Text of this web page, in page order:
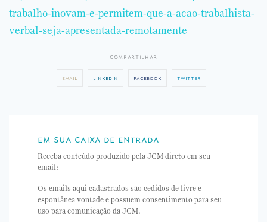
trabalho-inovam-e-permitem-que-a-acao-trabalhista-
verbal-seja-apresentada-remotamente
compartilhar
email linkedin facebook twitter
em sua caixa de entrada
Receba conteúdo produzido pela JCM direto em seu
email:
Os emails aqui cadastrados são cedidos de livre e
espontânea vontade e possuem consentimento para seu
uso para comunicação da JCM.